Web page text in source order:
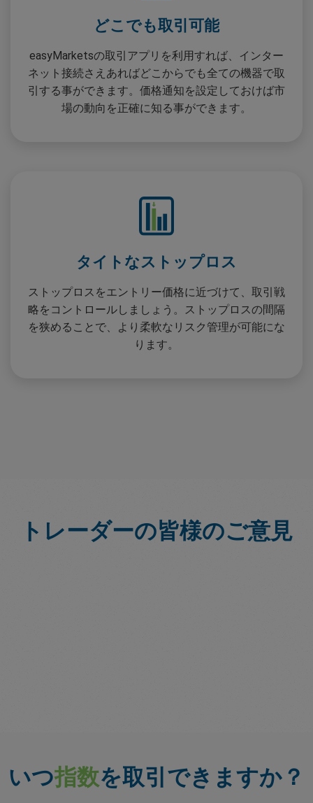
どこでも取引可能
easyMarketsの取引アプリを利用すれば、インター
ネット接続さえあればどこからでも全ての機器で取
引する事ができます。価格通知を設定しておけば市
場の動向を正確に知る事ができます。
タイトなストップロス
ストップロスをエントリー価格に近づけて、取引戦
略をコントロールしましょう。ストップロスの間隔
を狭めることで、より柔軟なリスク管理が可能にな
ります。
トレーダーの皆様のご意見
いつ指数を取引できますか？